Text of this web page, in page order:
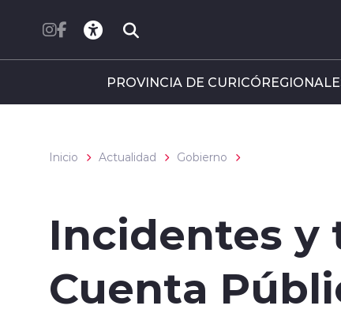
PROVINCIA DE CURICÓ
Inicio Actualidad Gobierno
Incidentes y
Cuenta